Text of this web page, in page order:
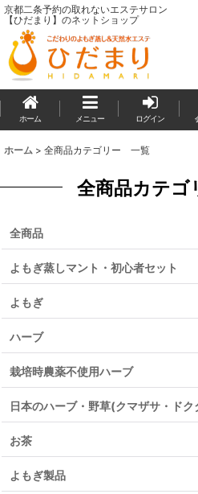
京都二条予約の取れないエステサロン
【ひだまり】のネットショップ
ホーム メニュー ログイン
ホーム > 全商品カテゴリー 一覧
全商品カテ
全商品
よもぎ蒸しマント・初心者セット
よもぎ
ハーブ
栽培時農薬不使用ハーブ
日本のハーブ・野草(クマザサ・ド
お茶
よもぎ製品